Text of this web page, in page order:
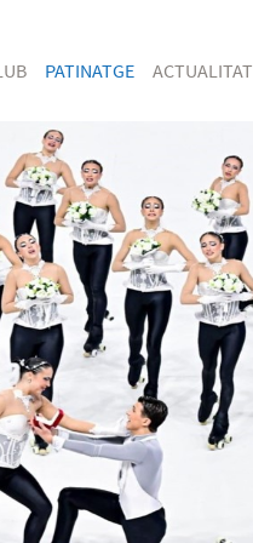
PATINATGE ACTUALITAT